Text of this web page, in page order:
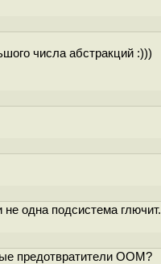
числа абстракций :)))
одна подсистема глючит.
предотвратители OOM?